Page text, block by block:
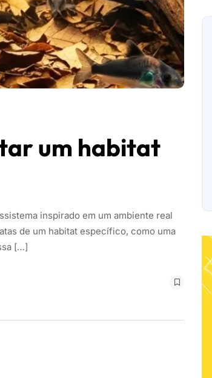
um habitat
inspirado em um ambiente real
de um habitat específico, como uma
[…]